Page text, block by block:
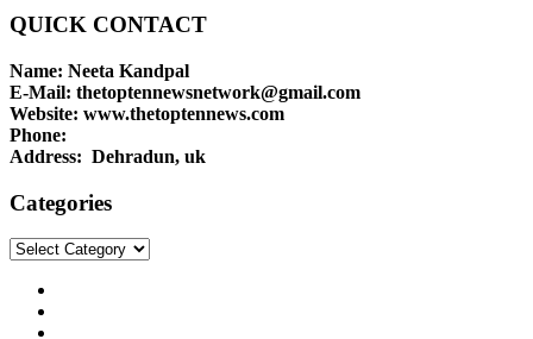
QUICK CONTACT
Name: Neeta Kandpal
E-Mail: thetoptennewsnetwork@gmail.com
Website: www.thetoptennews.com
Phone:
Address: Dehradun, uk
Categories
Categories